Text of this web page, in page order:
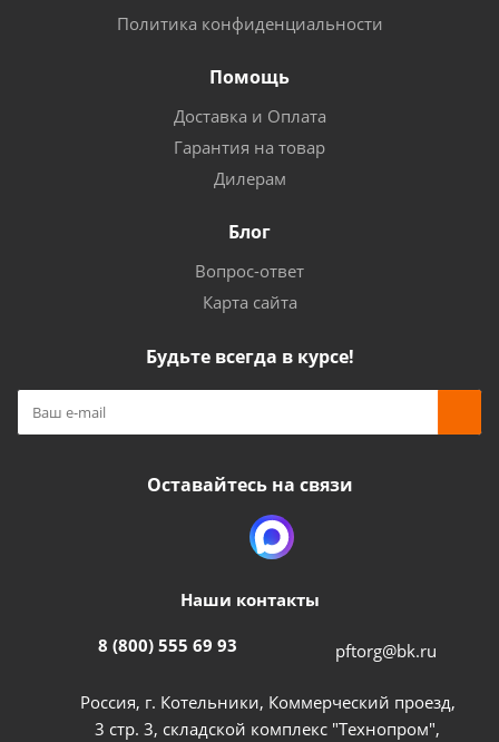
Политика конфиденциальности
Помощь
Доставка и Оплата
Гарантия на товар
Дилерам
Блог
Вопрос-ответ
Карта сайта
Будьте всегда в курсе!
Оставайтесь на связи
Наши контакты
8 (800) 555 69 93 pftorg@bk.ru
Россия, г. Котельники, Коммерческий проезд,
3 стр. 3, складской комплекс "Технопром",